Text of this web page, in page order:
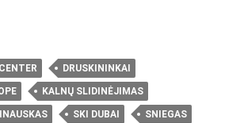
DRUSKININKAI
KALNŲ SLIDINĖJIMAS
SKI DUBAI SNIEGAS